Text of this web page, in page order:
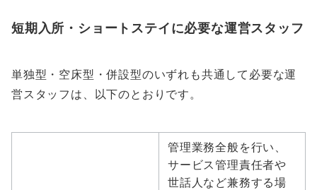
短期入所・ショートステイに必要な運営スタッフ
単独型・空床型・併設型のいずれも共通して必要な運
営スタッフは、以下のとおりです。
管理業務全般を行い、
サービス管理責任者や
世話人など兼務する場